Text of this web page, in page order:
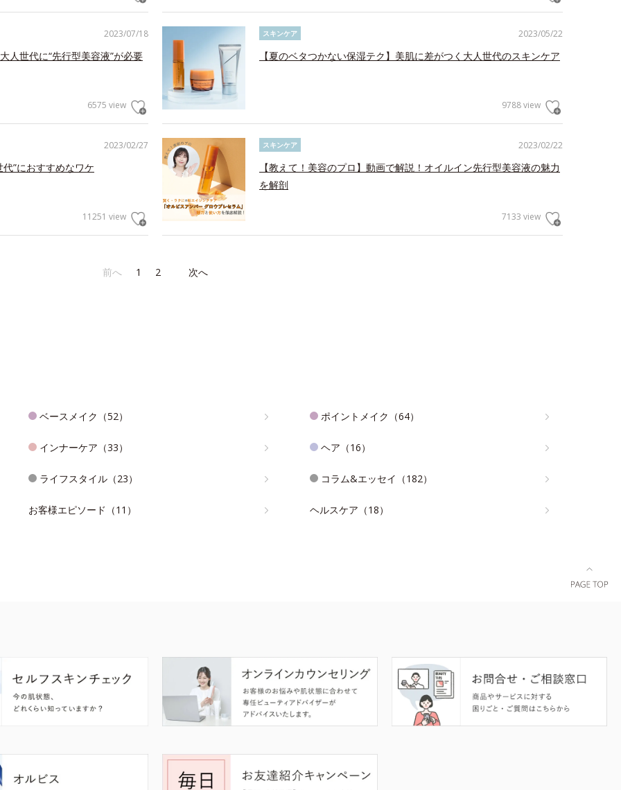
2023/07/18
人世代に“先行型美容液”が必要
6575 view
2023/05/22
スキンケア
【夏のベタつかない保湿テク】美肌に差がつく大人世代のスキンケア
9788 view
2023/02/27
”におすすめなワケ
11251 view
2023/02/22
スキンケア
【教えて！美容のプロ】動画で解説！オイルイン先行型美容液の魅力
を解剖
7133 view
前へ 1 2 次へ
ベースメイク（52） ポイントメイク（64）
インナーケア（33） ヘア（16）
ライフスタイル（23） コラム&エッセイ（182）
お客様エピソード（11） ヘルスケア（18）